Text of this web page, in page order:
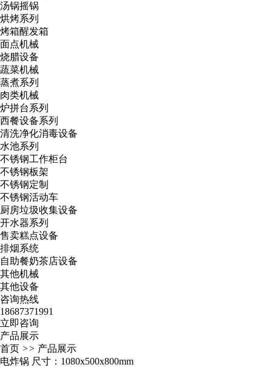
汤锅摇锅
烘烤系列
烤箱醒发箱
面点机械
烧腊设备
蔬菜机械
蒸煮系列
肉类机械
炉拼台系列
西餐设备系列
清洗净化消毒设备
水池系列
不锈钢工作柜台
不锈钢板架
不锈钢定制
不锈钢活动车
厨房垃圾收集设备
开水器系列
售卖糕点设备
排烟系统
自助餐奶茶店设备
其他机械
其他设备
咨询热线
18687371991
立即咨询
产品展示
首页 >> 产品展示
电炸锅 尺寸：1080x500x800mm